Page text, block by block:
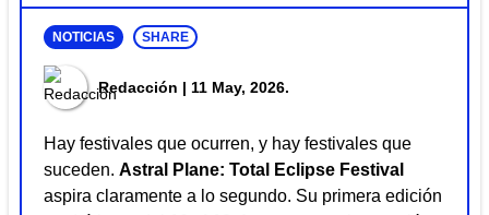
NOTICIAS SHARE
Redacción | 11 May, 2026.
Hay festivales que ocurren, y hay festivales que
suceden. Astral Plane: Total Eclipse Festival
aspira claramente a lo segundo. Su primera edición